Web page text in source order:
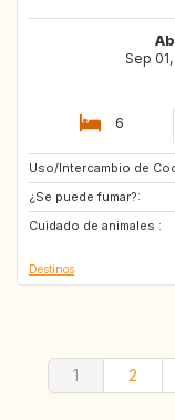
Sep
6
Uso/Intercambio de
¿Se puede fumar?:
Cuidado de animales :
ES
DK
IT
Destinos
1 2